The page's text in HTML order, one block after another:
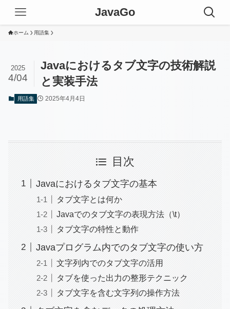
JavaGo
ホーム 用語集
Javaにおけるタブ文字の技術解説
と実装手法
2025
4/04
用語集 2025年4月4日
目次
Javaにおけるタブ文字の基本
タブ文字とは何か
Javaでのタブ文字の表現方法（\t）
タブ文字の特性と動作
Javaプログラム内でのタブ文字の使い方
文字列内でのタブ文字の活用
タブを使った出力の整形テクニック
タブ文字を含む文字列の操作方法